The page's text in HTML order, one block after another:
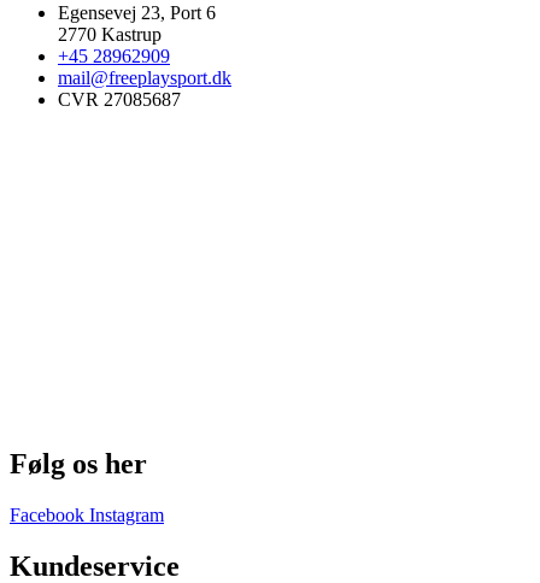
Egensevej 23, Port 6
2770 Kastrup
+45 28962909
mail@freeplaysport.dk
CVR 27085687
Følg os her
Facebook Instagram
Kundeservice